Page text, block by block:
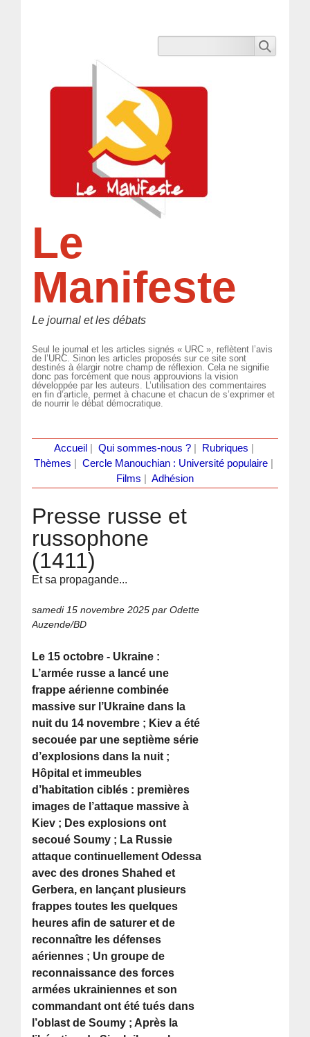
Le
Manifeste
Le journal et les débats
Seul le journal et les articles signés « URC », reflètent l’avis
de l’URC. Sinon les articles proposés sur ce site sont
destinés à élargir notre champ de réflexion. Cela ne signifie
donc pas forcément que nous approuvions la vision
développée par les auteurs. L’utilisation des commentaires
en fin d’article, permet à chacune et chacun de s’exprimer et
de nourrir le débat démocratique.
Accueil Qui sommes-nous ?| Rubriques
Thèmes
Cercle Manouchian : Université populaire
Films
Adhésion
Presse russe et
russophone
(1411)
Et sa propagande...
samedi 15 novembre 2025 par Odette
Auzende/BD
Le 15 octobre - Ukraine :
L’armée russe a lancé une
frappe aérienne combinée
massive sur l’Ukraine dans la
nuit du 14 novembre ; Kiev a été
secouée par une septième série
d’explosions dans la nuit ;
Hôpital et immeubles
d’habitation ciblés : premières
images de l’attaque massive à
Kiev ; Des explosions ont
secoué Soumy ; La Russie
attaque continuellement Odessa
avec des drones Shahed et
Gerbera, en lançant plusieurs
frappes toutes les quelques
heures afin de saturer et de
reconnaître les défenses
aériennes ; Un groupe de
reconnaissance des forces
armées ukrainiennes et son
commandant ont été tués dans
l’oblast de Soumy ; Après la